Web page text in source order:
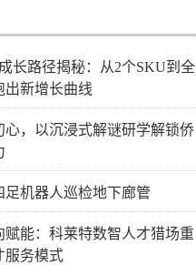
长路径揭秘：从2个SKU到全
出新增长曲线
心，以沉浸式解谜研学解锁侨
足机器人巡检地下廊管
赋能：科莱特数智人才猎场重
服务模式